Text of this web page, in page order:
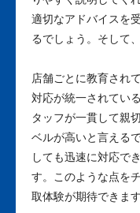
適切なアドバイスを
るでしょう。そして
店舗ごとに教育され
対応が統一されてい
タッフが一貫して親
ベルが高いと言える
しても迅速に対応で
す。このような点を
取体験が期待できます